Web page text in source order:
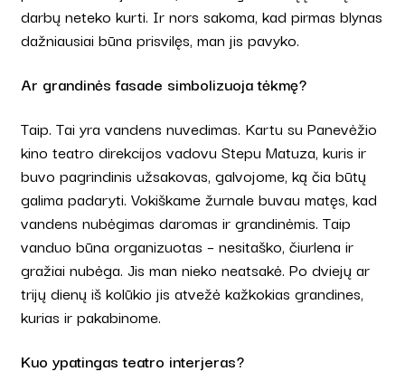
darbų neteko kurti. Ir nors sakoma, kad pirmas blynas
dažniausiai būna prisvilęs, man jis pavyko.
Ar grandinės fasade simbolizuoja tėkmę?
Taip. Tai yra vandens nuvedimas. Kartu su Panevėžio
kino teatro direkcijos vadovu Stepu Matuza, kuris ir
buvo pagrindinis užsakovas, galvojome, ką čia būtų
galima padaryti. Vokiškame žurnale buvau matęs, kad
vandens nubėgimas daromas ir grandinėmis. Taip
vanduo būna organizuotas – nesitaško, čiurlena ir
gražiai nubėga. Jis man nieko neatsakė. Po dviejų ar
trijų dienų iš kolūkio jis atvežė kažkokias grandines,
kurias ir pakabinome.
Kuo ypatingas teatro interjeras?